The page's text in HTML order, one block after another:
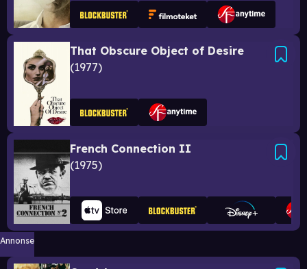
That Obscure Object of Desire
1977
French Connection II
1975
Annonse